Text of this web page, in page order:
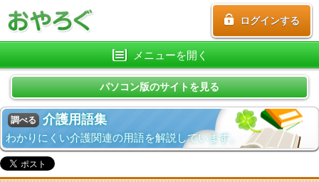
ログインする
メニューを開く
パソコン版のサイトを見る
調べる 介護用語集
わかりにくい介護関連の用語を解説しています。